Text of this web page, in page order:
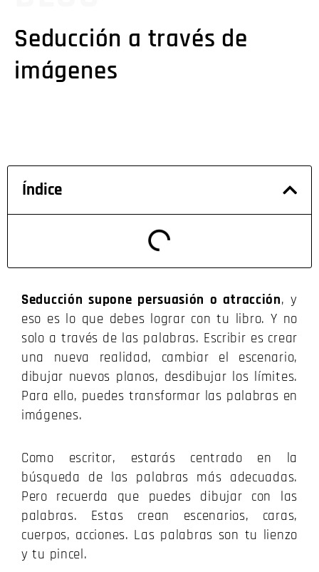
Seducción a través de
imágenes
Índice
Seducción supone persuasión o atracción, y
eso es lo que debes lograr con tu libro. Y no
solo a través de las palabras. Escribir es crear
una nueva realidad, cambiar el escenario,
dibujar nuevos planos, desdibujar los límites.
Para ello, puedes transformar las palabras en
imágenes.
Como escritor, estarás centrado en la
búsqueda de las palabras más adecuadas.
Pero recuerda que puedes dibujar con las
palabras. Estas crean escenarios, caras,
cuerpos, acciones. Las palabras son tu lienzo
y tu pincel.